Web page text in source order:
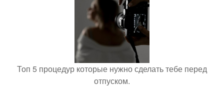
Топ 5 процедур которые нужно сделать тебе перед
отпуском.